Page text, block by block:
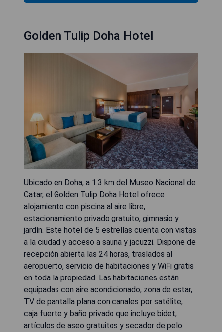
Golden Tulip Doha Hotel
Ubicado en Doha, a 1.3 km del Museo Nacional de
Catar, el Golden Tulip Doha Hotel ofrece
alojamiento con piscina al aire libre,
estacionamiento privado gratuito, gimnasio y
jardín. Este hotel de 5 estrellas cuenta con vistas
a la ciudad y acceso a sauna y jacuzzi. Dispone de
recepción abierta las 24 horas, traslados al
aeropuerto, servicio de habitaciones y WiFi gratis
en toda la propiedad. Las habitaciones están
equipadas con aire acondicionado, zona de estar,
TV de pantalla plana con canales por satélite,
caja fuerte y baño privado que incluye bidet,
artículos de aseo gratuitos y secador de pelo.